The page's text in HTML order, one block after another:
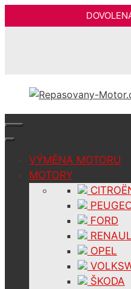
VÝMĚNA MOTORU
MOTORY
FORD
OPEL
ŠKODA